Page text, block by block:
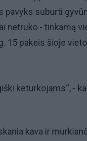
pavyks suburti
netruko - tinkamą
15 pakeis šioje
keturkojams“, -
kava ir